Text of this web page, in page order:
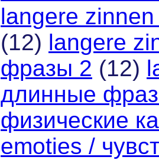
langere
(12) langere
фразы 2 (12)
длинные
физические
emoties /